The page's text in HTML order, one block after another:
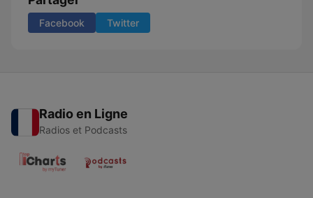
Facebook Twitter
Radio en Ligne
Radios et Podcasts